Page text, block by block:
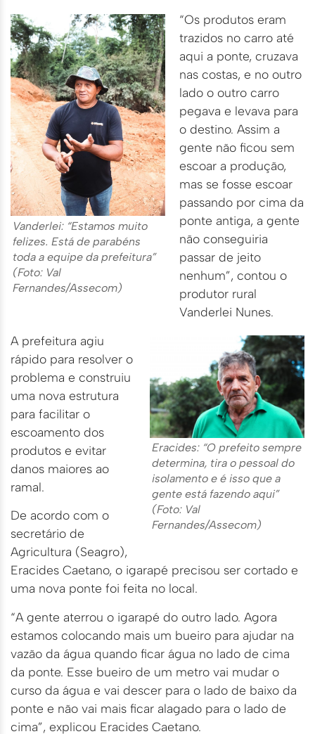
Vanderlei: “Estamos muito
felizes. Está de parabéns
toda a equipe da prefeitura”
(Foto: Val
Fernandes/Assecom)
“Os produtos eram
trazidos no carro até
aqui a ponte, cruzava
nas costas, e no outro
lado o outro carro
pegava e levava para
o destino. Assim a
gente não ficou sem
escoar a produção,
mas se fosse escoar
passando por cima da
ponte antiga, a gente
não conseguiria
passar de jeito
nenhum”, contou o
produtor rural
Vanderlei Nunes.
Eracides: “O prefeito sempre
determina, tira o pessoal do
isolamento e é isso que a
gente está fazendo aqui”
(Foto: Val
Fernandes/Assecom)
A prefeitura agiu
rápido para resolver o
problema e construiu
uma nova estrutura
para facilitar o
escoamento dos
produtos e evitar
danos maiores ao
ramal.
De acordo com o
secretário de
Agricultura (Seagro),
Eracides Caetano, o igarapé precisou ser cortado e
uma nova ponte foi feita no local.
“A gente aterrou o igarapé do outro lado. Agora
estamos colocando mais um bueiro para ajudar na
vazão da água quando ficar água no lado de cima
da ponte. Esse bueiro de um metro vai mudar o
curso da água e vai descer para o lado de baixo da
ponte e não vai mais ficar alagado para o lado de
cima”, explicou Eracides Caetano.